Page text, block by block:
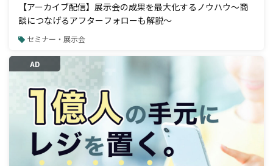
【アーカイブ配信】展示会の成果を最大化するノウハウ～商
談につなげるアフターフォローも解説～
セミナー・展示会
AD